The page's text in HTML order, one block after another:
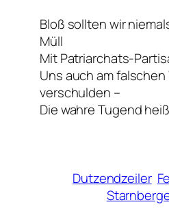
Bloß sollten wir
Müll
Mit Patriarchats-
Uns auch am falschen
verschulden –
Die wahre Tugend
Dutzendzeiler